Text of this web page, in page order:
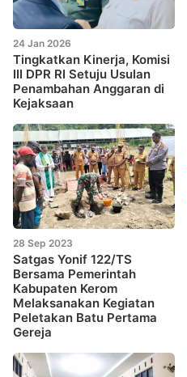
24 Jan 2026
Tingkatkan Kinerja, Komisi
III DPR RI Setuju Usulan
Penambahan Anggaran di
Kejaksaan
28 Sep 2023
Satgas Yonif 122/TS
Bersama Pemerintah
Kabupaten Kerom
Melaksanakan Kegiatan
Peletakan Batu Pertama
Gereja